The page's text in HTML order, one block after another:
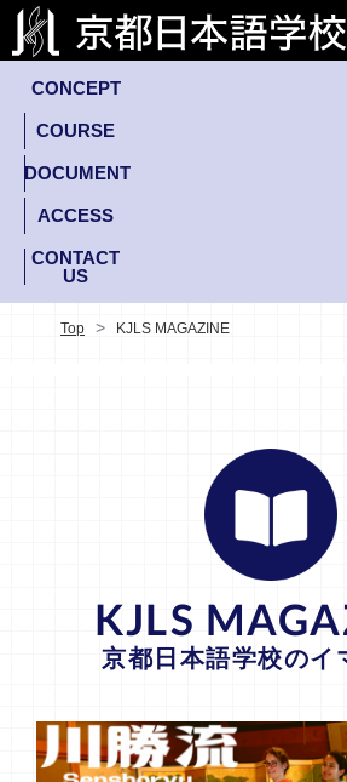
CONCEPT
COURSE
DOCUMENT
ACCESS
CONTACT
US
Top KJLS MAGAZINE
KJLS
京都日本語学校のイ